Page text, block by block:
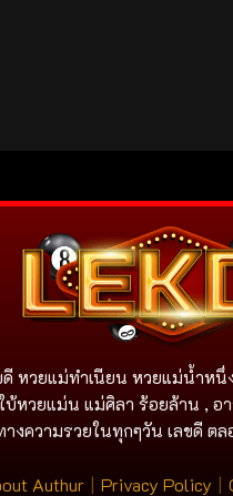
หวยแม่ทำเนียน หวยแม่น้ำห
วยแม่น แม่ศิลา ร้อยล้าน , อ
งความรวยในทุกๆวัน เลขดี ตล
Authur | Privacy Policy |